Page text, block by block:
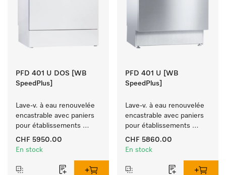
PFD 401 U DOS [WB
SpeedPlus]
Lave-v. à eau renouvelée
encastrable avec paniers
pour établissements
hôteliers, les restaurants
et les traiteurs.
CHF 5950.00
En stock
PFD 401 U [WB
SpeedPlus]
Lave-v. à eau renouvelée
encastrable avec paniers
pour établissements
hôteliers, les restaurants
et les traiteurs.
CHF 5860.00
En stock